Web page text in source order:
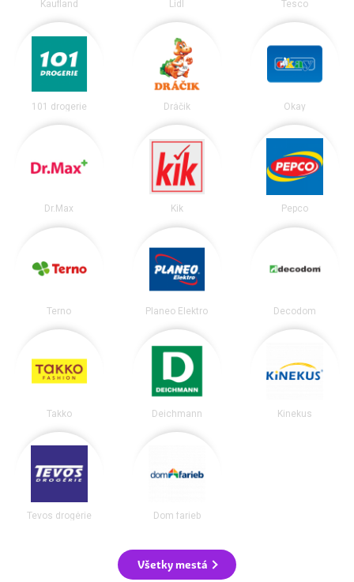
Kaufland Lidl Tesco
101 drogerie Dráčik Okay
Dr.Max Kik Pepco
Terno Planeo Elektro Decodom
Takko Deichmann Kinekus
Tevos drogérie Dom farieb
Všetky mestá